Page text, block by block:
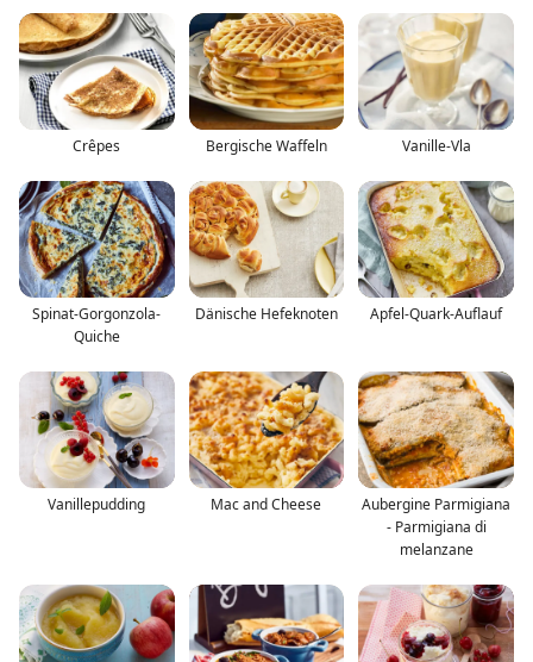
Crêpes Bergische Waffeln Vanille-Vla
Spinat-Gorgonzola-
Quiche
Dänische Hefeknoten Apfel-Quark-Auflauf
Vanillepudding Mac and Cheese
Aubergine Parmigiana
- Parmigiana di
melanzane